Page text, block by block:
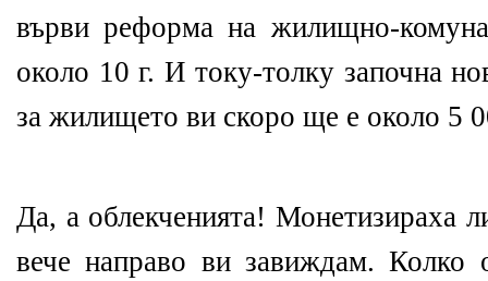
върви реформа на жилищно-
около 10 г. И току-толку започна
за жилището ви скоро ще е около 5
Да, а облекченията! Монетизираха
вече направо ви завиждам.